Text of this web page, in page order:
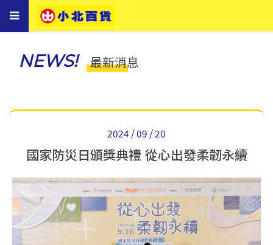
Toggle
navigation
NEWS! 最新消息
2024 / 09 / 20
國家防災日頒獎典禮 從心出發柔韌永續